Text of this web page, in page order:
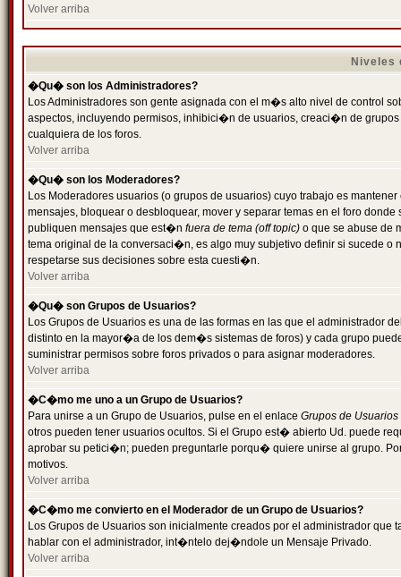
Volver arriba
Niveles
�Qu� son los Administradores?
Los Administradores son gente asignada con el m�s alto nivel de control
aspectos, incluyendo permisos, inhibici�n de usuarios, creaci�n de
cualquiera de los foros.
Volver arriba
�Qu� son los Moderadores?
Los Moderadores usuarios (o grupos de usuarios) cuyo trabajo es
mensajes, bloquear o desbloquear, mover y separar temas en el foro
publiquen mensajes que est�n fuera de tema (off topic) o que se abuse de
tema original de la conversaci�n, es algo muy subjetivo definir si sucede
respetarse sus decisiones sobre esta cuesti�n.
Volver arriba
�Qu� son Grupos de Usuarios?
Los Grupos de Usuarios es una de las formas en las que el administrador
distinto en la mayor�a de los dem�s sistemas de foros) y cada grupo
suministrar permisos sobre foros privados o para asignar moderadores.
Volver arriba
�C�mo me uno a un Grupo de Usuarios?
Para unirse a un Grupo de Usuarios, pulse en el enlace Grupos de Usuarios
otros pueden tener usuarios ocultos. Si el Grupo est� abierto Ud. puede
aprobar su petici�n; pueden preguntarle porqu� quiere unirse al grupo.
motivos.
Volver arriba
�C�mo me convierto en el Moderador de un Grupo de Usuarios?
Los Grupos de Usuarios son inicialmente creados por el administrador
hablar con el administrador, int�ntelo dej�ndole un Mensaje Privado.
Volver arriba